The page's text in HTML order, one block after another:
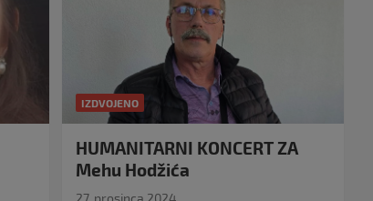
IZDVOJENO
HUMANITARNI KONCERT ZA
Mehu Hodžića
27. prosinca 2024.